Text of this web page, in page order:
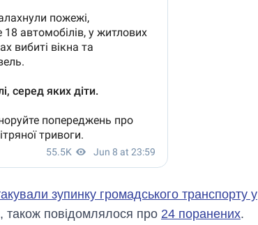
зупинку громадського транспорту у
повідомлялося про 24 поранених.